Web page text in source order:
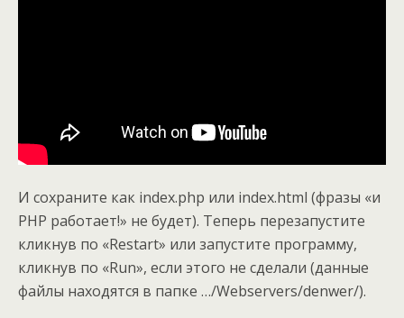
И сохраните как index.php или index.html (фразы «и
PHP работает!» не будет). Теперь перезапустите
кликнув по «Restart» или запустите программу,
кликнув по «Run», если этого не сделали (данные
файлы находятся в папке …/Webservers/denwer/).